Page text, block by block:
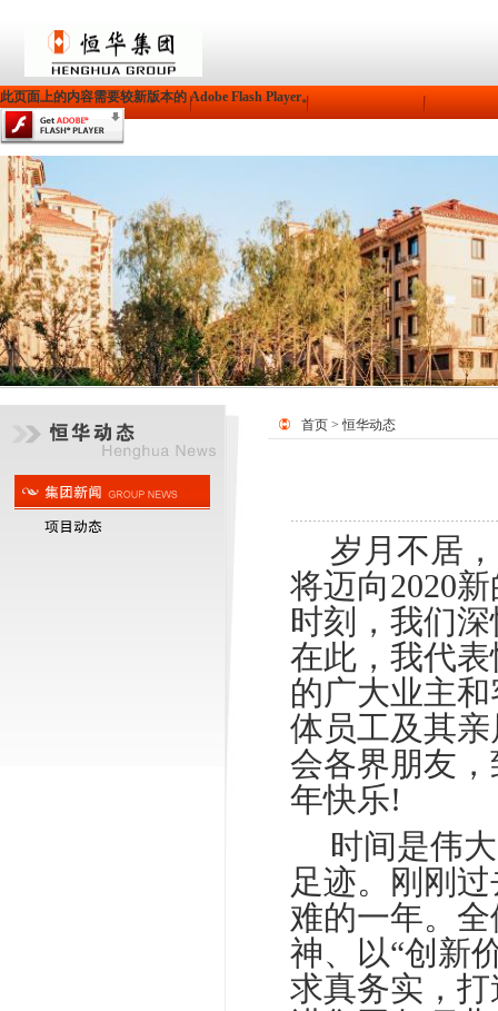
此页面上的内容需要较新版本的 Adobe Flash Player。
首页 >恒华动态
岁月不居
将迈向2020
时刻，我们
在此，我代
的广大业主
体员工及其
会各界朋友
年快乐!
时间是伟
足迹。刚刚
难的一年。
神、以“创新
求真务实，